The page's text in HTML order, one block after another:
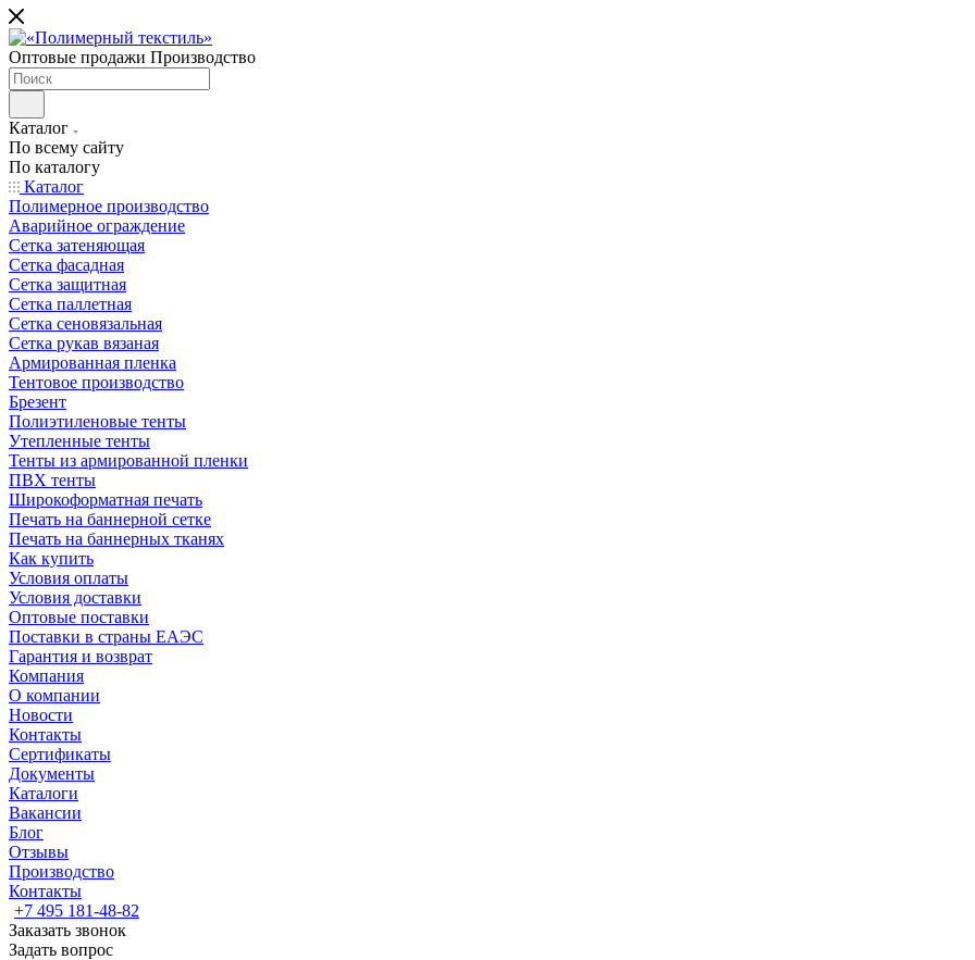
Оптовые продажи Производство
Каталог
По всему сайту
По каталогу
Каталог
Полимерное производство
Аварийное ограждение
Сетка затеняющая
Сетка фасадная
Сетка защитная
Сетка паллетная
Сетка сеновязальная
Сетка рукав вязаная
Армированная пленка
Тентовое производство
Брезент
Полиэтиленовые тенты
Утепленные тенты
Тенты из армированной пленки
ПВХ тенты
Широкоформатная печать
Печать на баннерной сетке
Печать на баннерных тканях
Как купить
Условия оплаты
Условия доставки
Оптовые поставки
Поставки в страны ЕАЭС
Гарантия и возврат
Компания
О компании
Новости
Контакты
Сертификаты
Документы
Каталоги
Вакансии
Блог
Отзывы
Производство
Контакты
+7 495 181-48-82
Заказать звонок
Задать вопрос